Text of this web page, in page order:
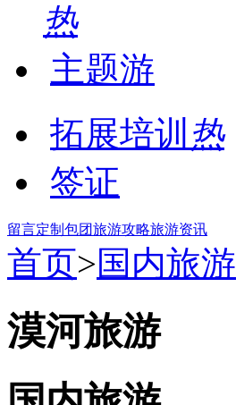
热
主题游
拓展培训 热
签证
留言定制包团旅游攻略旅游资讯
首页>国内旅游
漠河旅游